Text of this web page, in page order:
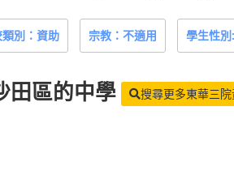
別：資助 宗教：不適用 學生性
田區的中學 搜尋更多東華三